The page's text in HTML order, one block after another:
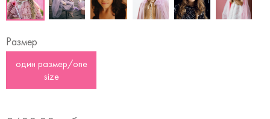
Размер
один размер/one
size